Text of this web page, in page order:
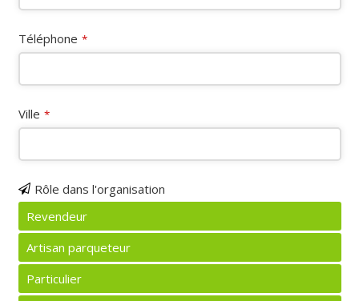
Téléphone *
Ville *
Rôle dans l'organisation
Revendeur
Artisan parqueteur
Particulier